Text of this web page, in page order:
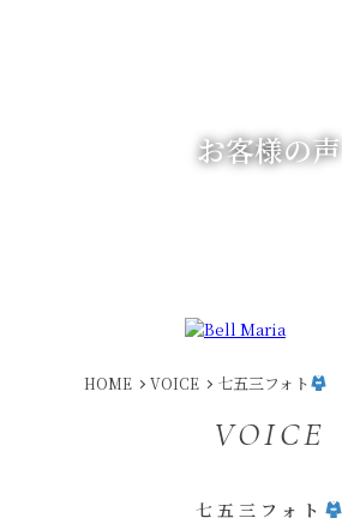
お客様の声
HOME VOICE 七五三フォト
VOICE
七五三フォト